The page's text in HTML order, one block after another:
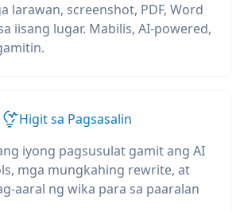
larawan, screenshot, PDF, Word
iisang lugar. Mabilis, AI-powered,
Higit sa Pagsasalin
iyong pagsusulat gamit ang AI
mga mungkahing rewrite, at
aaral ng wika para sa paaralan